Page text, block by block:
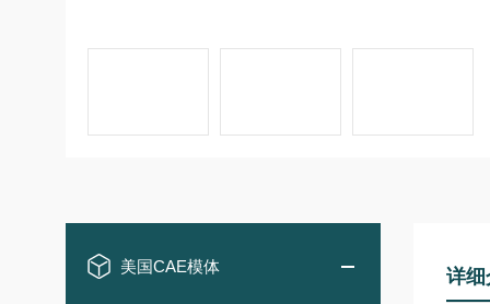
美国CAE模体 详细